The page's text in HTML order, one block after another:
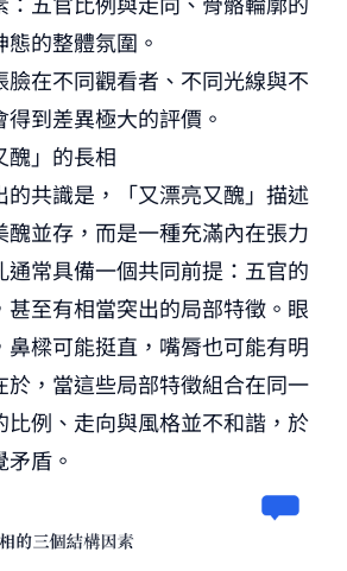
的整體氛圍。
在不同觀看者、不同光線與不
到差異極大的評價。
醜」的長相
的共識是，「又漂亮又醜」描述
醜並存，而是一種充滿內在張力
通常具備一個共同前提：五官的
甚至有相當突出的局部特徵。眼
鼻樑可能挺直，嘴脣也可能有明
於，當這些局部特徵組合在同一
比例、走向與風格並不和諧，於
盾。